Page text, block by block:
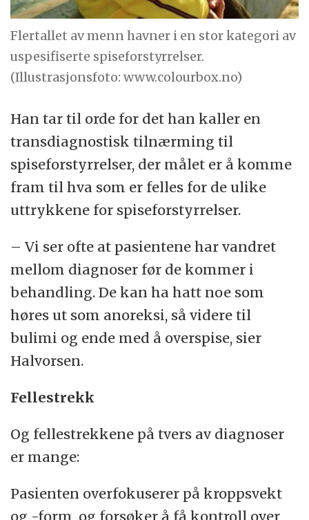
Flertallet av menn havner i en stor kategori av
uspesifiserte spiseforstyrrelser.
(Illustrasjonsfoto: www.colourbox.no)
Han tar til orde for det han kaller en
transdiagnostisk tilnærming til
spiseforstyrrelser, der målet er å komme
fram til hva som er felles for de ulike
uttrykkene for spiseforstyrrelser.
– Vi ser ofte at pasientene har vandret
mellom diagnoser før de kommer i
behandling. De kan ha hatt noe som
høres ut som anoreksi, så videre til
bulimi og ende med å overspise, sier
Halvorsen.
Fellestrekk
Og fellestrekkene på tvers av diagnoser
er mange:
Pasienten overfokuserer på kroppsvekt
og -form, og forsøker å få kontroll over